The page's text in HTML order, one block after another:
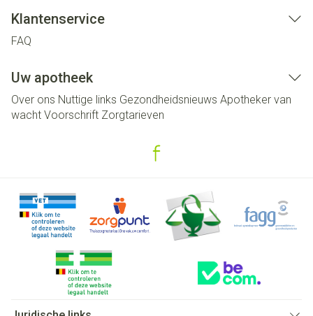
Klantenservice
FAQ
Uw apotheek
Over ons Nuttige links Gezondheidsnieuws Apotheker van
wacht Voorschrift Zorgtarieven